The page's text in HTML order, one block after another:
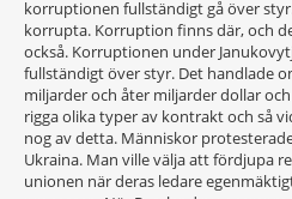
korruptionen fullständigt gå över
korrupta. Korruption finns där, och
också. Korruptionen under
fullständigt över styr. Det handlade
miljarder och åter miljarder dollar
rigga olika typer av kontrakt och så
nog av detta. Människor
Ukraina. Man ville välja att fördjupa
unionen när deras ledare